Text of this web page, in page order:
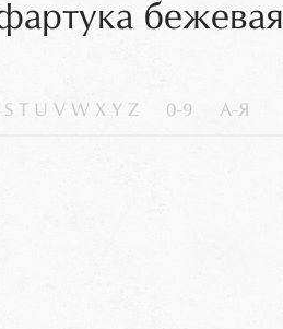
бежевая
S U V W X Y Z 0-9 А-Я